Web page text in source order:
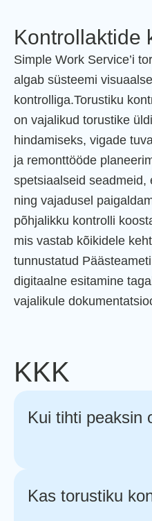
Kontrollaktide
Simple Work Service’i
algab süsteemi
kontrolliga.Torustiku
on vajalikud torustike
hindamiseks, vigade
ja remonttööde
spetsiaalseid seadmeid,
ning vajadusel
põhjalikku kontrolli
mis vastab kõikidele
tunnustatud
digitaalne esitamine
vajalikule
KKK
Kui tihti peaksin
kord aastas, eriti
hoonetes nagu
Kas torustiku